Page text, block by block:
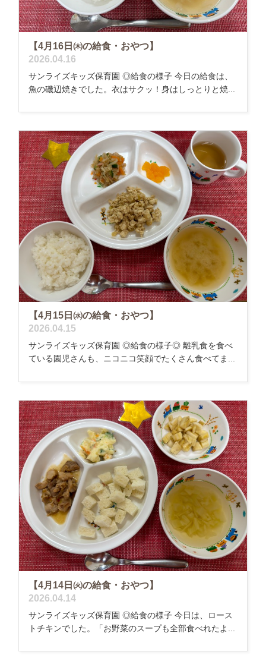
【4月16日㈭の給食・おやつ】
2026.04.16
サンライズキッズ保育園 ◎給食の様子 今日の給食は、
魚の磯辺焼きでした。衣はサクッ！身はしっとりと焼...
【4月15日㈬の給食・おやつ】
2026.04.15
サンライズキッズ保育園 ◎給食の様子◎ 離乳食を食べ
ている園児さんも、ニコニコ笑顔でたくさん食べてま...
【4月14日㈫の給食・おやつ】
2026.04.14
サンライズキッズ保育園 ◎給食の様子 今日は、ロース
トチキンでした。「お野菜のスープも全部食べれたよ...